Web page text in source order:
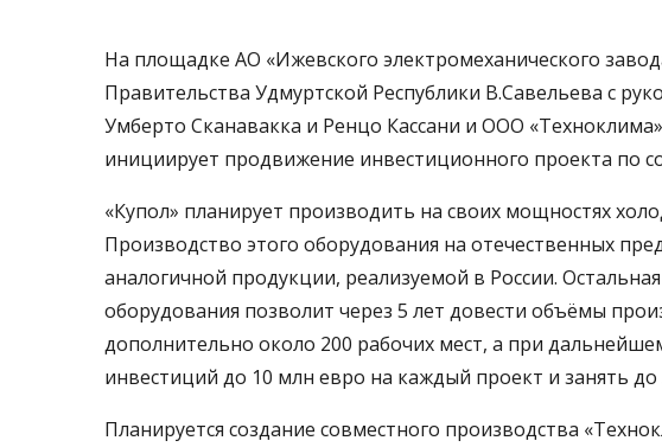
На площадке АО «Ижевского электромеханического
Правительства Удмуртской Республики В.Савельева с
Умберто Сканавакка и Ренцо Кассани и ООО
инициирует продвижение инвестиционного проекта по
«Купол» планирует производить на своих мощностях
Производство этого оборудования на отечественных
аналогичной продукции, реализуемой в России.
оборудования позволит через 5 лет довести объёмы
дополнительно около 200 рабочих мест, а при
инвестиций до 10 млн евро на каждый проект и занять
Планируется создание совместного производства